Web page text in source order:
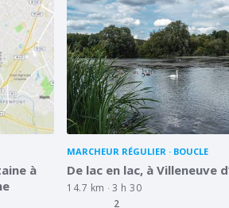
à
MARCHEUR RÉGULIER BOUCLE
De lac en lac, à Villeneuve
14.7 km
3 h 30
2